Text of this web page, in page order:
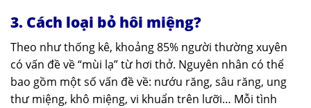
3. Cách loại bỏ hôi miệng?
Theo như thống kê, khoảng 85% người thường xuyên
có vấn đề về “mùi lạ” từ hơi thở. Nguyên nhân có thể
bao gồm một số vấn đề về: nướu răng, sâu răng, ung
thư miệng, khô miệng, vi khuẩn trên lưỡi… Mỗi tình